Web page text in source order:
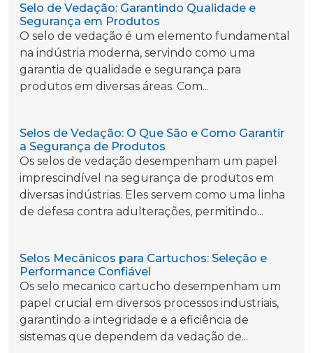
Selo de Vedação: Garantindo Qualidade e
Segurança em Produtos
O selo de vedação é um elemento fundamental
na indústria moderna, servindo como uma
garantia de qualidade e segurança para
produtos em diversas áreas. Com...
Selos de Vedação: O Que São e Como Garantir
a Segurança de Produtos
Os selos de vedação desempenham um papel
imprescindível na segurança de produtos em
diversas indústrias. Eles servem como uma linha
de defesa contra adulterações, permitindo...
Selos Mecânicos para Cartuchos: Seleção e
Performance Confiável
Os selo mecanico cartucho desempenham um
papel crucial em diversos processos industriais,
garantindo a integridade e a eficiência de
sistemas que dependem da vedação de...